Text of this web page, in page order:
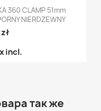
360 CLAMP 51mm
NIERDZEWNY
incl.
так же